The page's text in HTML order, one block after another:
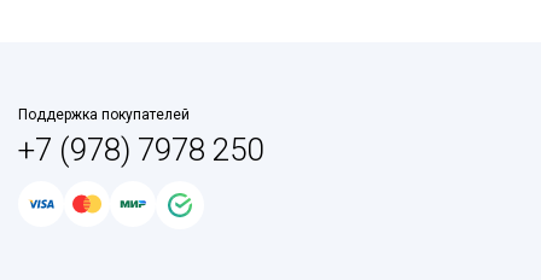
Поддержка покупателей
+7 (978) 7978 250